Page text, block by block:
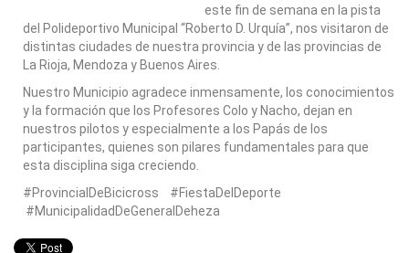
este fin de semana en la pista
del Polideportivo Municipal “Roberto D. Urquía”, nos visitaron de
distintas ciudades de nuestra provincia y de las provincias de
La Rioja, Mendoza y Buenos Aires.
Nuestro Municipio agradece inmensamente, los conocimientos
y la formación que los Profesores Colo y Nacho, dejan en
nuestros pilotos y especialmente a los Papás de los
participantes, quienes son pilares fundamentales para que
esta disciplina siga creciendo.
#ProvincialDeBicicross #FiestaDelDeporte
#MunicipalidadDeGeneralDeheza